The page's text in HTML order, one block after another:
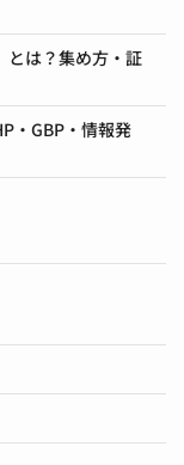
とは？集め方・証
・GBP・情報発